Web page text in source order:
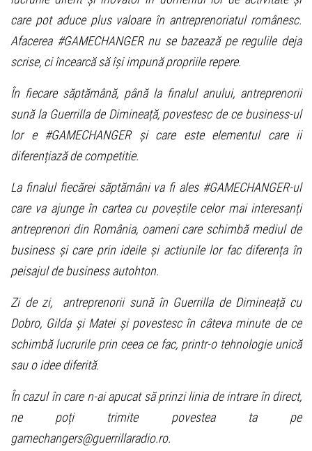
care pot aduce plus valoare în antreprenoriatul românesc.
Afacerea #GAMECHANGER nu se bazează pe regulile deja
scrise, ci încearcă să își impună propriile repere.
În fiecare săptămână, până la finalul anului, antreprenorii
sună la Guerrilla de Dimineață, povestesc de ce business-ul
lor e #GAMECHANGER și care este elementul care ii
diferențiază de competitie.
La finalul fiecărei săptămâni va fi ales #GAMECHANGER-ul
care va ajunge în cartea cu poveștile celor mai interesanți
antreprenori din România, oameni care schimbă mediul de
business și care prin ideile și actiunile lor fac diferența în
peisajul de business autohton.
Zi de zi, antreprenorii sună în Guerrilla de Dimineață cu
Dobro, Gilda și Matei și povestesc în câteva minute de ce
schimbă lucrurile prin ceea ce fac, printr-o tehnologie unică
sau o idee diferită.
În cazul în care n-ai apucat să prinzi linia de intrare în direct,
ne poți trimite povestea ta pe
gamechangers@guerrillaradio.ro.